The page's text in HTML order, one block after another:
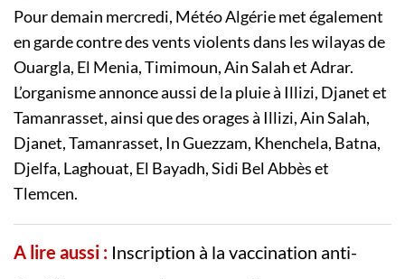
Pour demain mercredi, Météo Algérie met également
en garde contre des vents violents dans les wilayas de
Ouargla, El Menia, Timimoun, Ain Salah et Adrar.
L’organisme annonce aussi de la pluie à Illizi, Djanet et
Tamanrasset, ainsi que des orages à Illizi, Ain Salah,
Djanet, Tamanrasset, In Guezzam, Khenchela, Batna,
Djelfa, Laghouat, El Bayadh, Sidi Bel Abbès et
Tlemcen.
A lire aussi : Inscription à la vaccination anti-